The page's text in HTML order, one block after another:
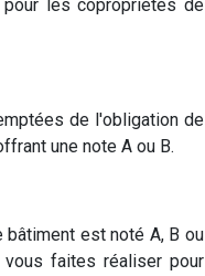
les copropriétés de
de l'obligation de
une note A ou B.
est noté A, B ou
faites réaliser pour